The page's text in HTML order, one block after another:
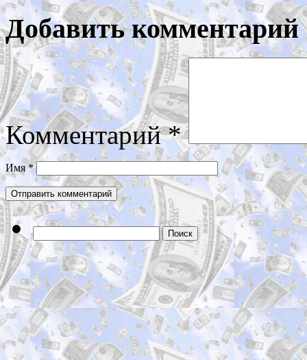
Добавить комментарий
Комментарий*
Имя*
Найти: